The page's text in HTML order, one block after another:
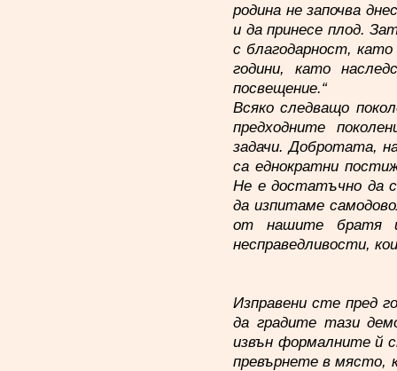
родина не започва
и да принесе плод.
с благодарност, като
години, като
посвещение.“
Всяко следващо
предходните
задачи. Добротата,
са еднократни
Не е достатъчно да
да изпитаме
от нашите братя
несправедливости,
Изправени сте пред
да градите тази
извън формалните й
превърнете в място,